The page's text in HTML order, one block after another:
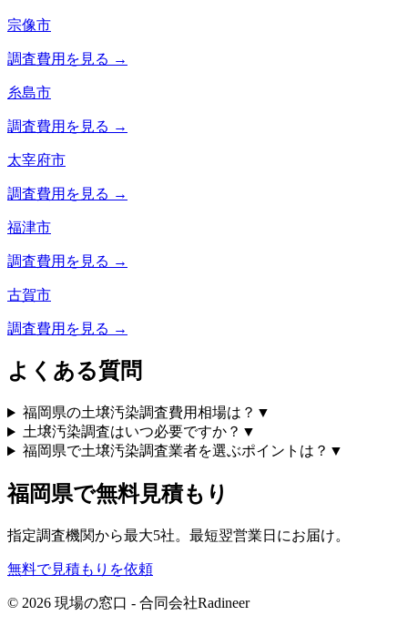
宗像市
調査費用を見る →
糸島市
調査費用を見る →
太宰府市
調査費用を見る →
福津市
調査費用を見る →
古賀市
調査費用を見る →
よくある質問
福岡県の土壌汚染調査費用相場は？ ▼
土壌汚染調査はいつ必要ですか？ ▼
福岡県で土壌汚染調査業者を選ぶポイントは？ ▼
福岡県で無料見積もり
指定調査機関から最大5社。最短翌営業日にお届け。
無料で見積もりを依頼
© 2026 現場の窓口 - 合同会社Radineer